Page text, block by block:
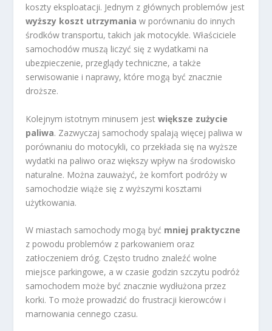
koszty eksploatacji. Jednym z głównych problemów jest
wyższy koszt utrzymania w porównaniu do innych
środków transportu, takich jak motocykle. Właściciele
samochodów muszą liczyć się z wydatkami na
ubezpieczenie, przeglądy techniczne, a także
serwisowanie i naprawy, które mogą być znacznie
droższe.
Kolejnym istotnym minusem jestwiększe zużycie
paliwa. Zazwyczaj samochody spalają więcej paliwa w
porównaniu do motocykli, co przekłada się na wyższe
wydatki na paliwo oraz większy wpływ na środowisko
naturalne. Można zauważyć, że komfort podróży w
samochodzie wiąże się z wyższymi kosztami
użytkowania.
W miastach samochody mogą być mniej praktyczne
z powodu problemów z parkowaniem oraz
zatłoczeniem dróg. Często trudno znaleźć wolne
miejsce parkingowe, a w czasie godzin szczytu podróż
samochodem może być znacznie wydłużona przez
korki. To może prowadzić do frustracji kierowców i
marnowania cennego czasu.